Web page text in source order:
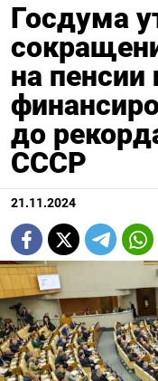
Госдума
на пенсии
до
СССР
21.11.2024